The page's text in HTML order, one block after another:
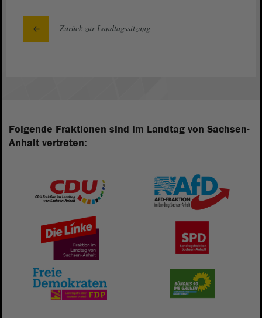
Zurück zur Landtagssitzung
Folgende Fraktionen sind im Landtag von Sachsen-
Anhalt vertreten: